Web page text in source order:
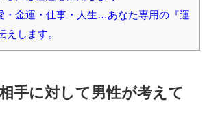
・金運・仕事・人生…あなた専用の『運
えします。
手に対して男性が考えて